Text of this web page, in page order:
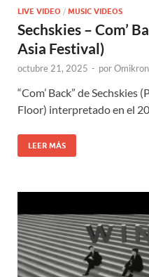
LIVE VIDEO / MUSIC VIDEOS
Sechskies – Com’
Asia Festival)
octubre 21, 2025 - porOmikron
“Com’ Back” de
Floor) interpretado en el
LEER MÁS